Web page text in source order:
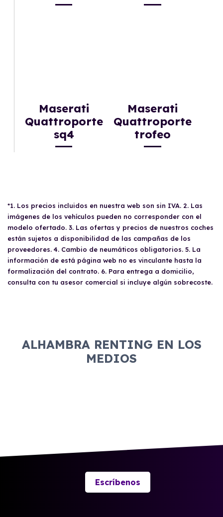
Maserati
Quattroporte
sq4
Maserati
Quattroporte
trofeo
*1. Los precios incluidos en nuestra web son sin IVA. 2. Las
imágenes de los vehículos pueden no corresponder con el
modelo ofertado. 3. Las ofertas y precios de nuestros coches
están sujetos a disponibilidad de las campañas de los
proveedores. 4. Cambio de neumáticos obligatorios. 5. La
información de está página web no es vinculante hasta la
formalización del contrato. 6. Para entrega a domicilio,
consulta con tu asesor comercial si incluye algún sobrecoste.
ALHAMBRA RENTING EN LOS
MEDIOS
Escríbenos